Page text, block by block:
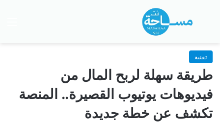
بحث عن
تقنية
طريقة سهلة لربح المال من
فيديوهات يوتيوب القصيرة.. المنصة
تكشف عن خطة جديدة